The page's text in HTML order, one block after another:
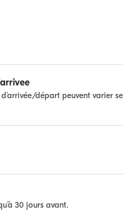
départ peuvent varier
30 jours avant.